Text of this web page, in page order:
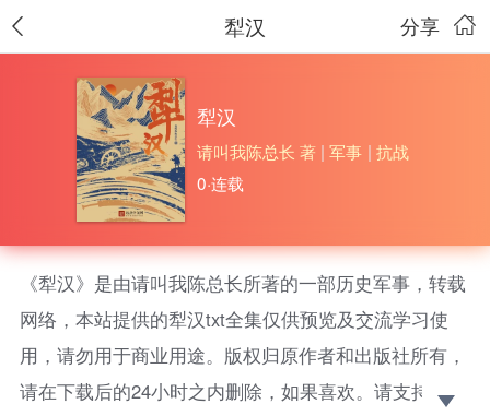
分享
犁汉
犁汉
请叫我陈总长 著 |军事 | 抗战
0·连载
《犁汉》是由请叫我陈总长所著的一部历史军事，转载
网络，本站提供的犁汉txt全集仅供预览及交流学习使
用，请勿用于商业用途。版权归原作者和出版社所有，
请在下载后的24小时之内删除，如果喜欢。请支持正